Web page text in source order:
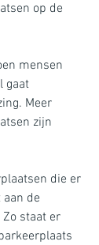
op de
mensen
gaat
Meer
zijn
die er
aan de
staat er